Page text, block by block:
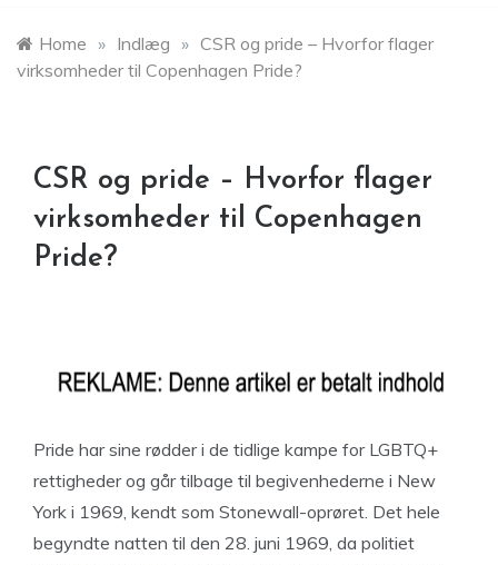
Home » Indlæg » CSR og pride – Hvorfor flager
virksomheder til Copenhagen Pride?
CSR og pride – Hvorfor flager
virksomheder til Copenhagen
Pride?
Pride har sine rødder i de tidlige kampe for LGBTQ+
rettigheder og går tilbage til begivenhederne i New
York i 1969, kendt som Stonewall-oprøret. Det hele
begyndte natten til den 28. juni 1969, da politiet